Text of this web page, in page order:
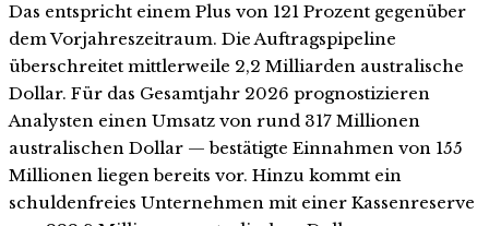
Das entspricht einem Plus von 121 Prozent gegenüber
dem Vorjahreszeitraum. Die Auftragspipeline
überschreitet mittlerweile 2,2 Milliarden australische
Dollar. Für das Gesamtjahr 2026 prognostizieren
Analysten einen Umsatz von rund 317 Millionen
australischen Dollar — bestätigte Einnahmen von 155
Millionen liegen bereits vor. Hinzu kommt ein
schuldenfreies Unternehmen mit einer Kassenreserve